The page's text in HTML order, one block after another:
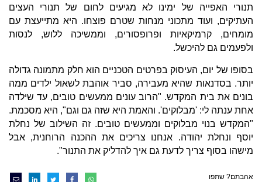
תנורי האפייה של ימינו לא מגיעים לחום של תנורי העצים
העתיקים, ועוד מתכוני מנחות שטרם פוצחו. היא מתייעצת עם
מומחים, קרמיקאיות ופרופסורים, וממשיכה ללוש, לנסות
ולפעמים גם להיכשל.
בסופו של יום, העיסוק בפרטים הטכניים הוא חלק מתמונה גדולה
יותר. בסדנאות שהיא מעבירה, סביר אוהבת לשאול ילדים ממה
בונים את בית המקדש. "הרוב עונים ממעשים טובים, עד שילדה
אחת ענתה לי: 'מבלוקים'. והאמת היא שזה גם וגם", היא מסכמת.
"המקדש בנוי מבלוקים וממעשים טובים. זה השילוב של נחלת
יוסף ונחלת יהודה. אנחנו צריכים את ההכנה הרוחנית, אבל
מישהו בסוף צריך לדעת גם איך להדליק את התנור".
אהבתם? שתפו